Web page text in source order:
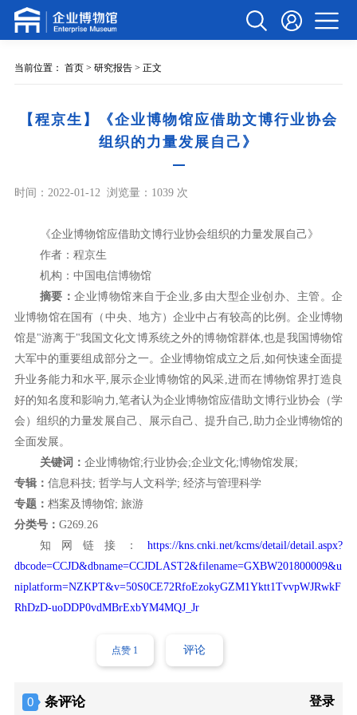
当前位置： 首页> 研究报告> 正文
【程京生】《企业博物馆应借助文博行业协会
组织的力量发展自己》
时间：2022-01-12 浏览量：1039 次
《企业博物馆应借助文博行业协会组织的力量发展自己》
作者： 程京生
机构： 中国电信博物馆
摘要：企业博物馆来自于企业,多由大型企业创办、主管。企
业博物馆在国有（中央、地方）企业中占有较高的比例。企业博物
馆是"游离于"我国文化文博系统之外的博物馆群体,也是我国博物馆
大军中的重要组成部分之一。企业博物馆成立之后,如何快速全面提
升业务能力和水平,展示企业博物馆的风采,进而在博物馆界打造良
好的知名度和影响力,笔者认为企业博物馆应借助文博行业协会（学
会）组织的力量发展自己、展示自己、提升自己,助力企业博物馆的
全面发展。
关键词： 企业博物馆;行业协会;企业文化;博物馆发展;
专辑： 信息科技; 哲学与人文科学; 经济与管理科学
专题： 档案及博物馆; 旅游
分类号： G269.26
知网链接：https://kns.cnki.net/kcms/detail/detail.aspx?
dbcode=CCJD&dbname=CCJDLAST2&filename=GXBW201800009&u
niplatform=NZKPT&v=50S0CE72RfoEzokyGZM1Yktt1TvvpWJRwkF
RhDzD-uoDDP0vdMBrExbYM4MQJ_Jr
点赞 1 评论
0 条评论 登录